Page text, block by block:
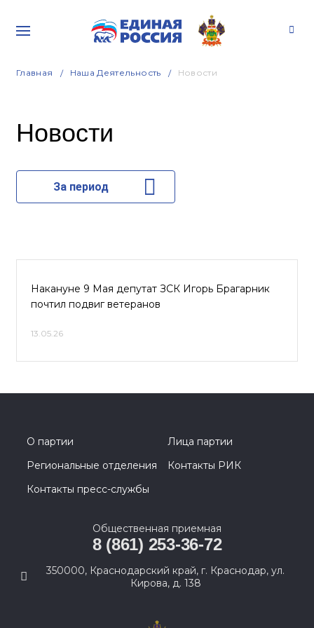
Главная Наша Деятельность Новости
Новости
За период
Накануне 9 Мая депутат ЗСК Игорь Брагарник
почтил подвиг ветеранов
13.05.26
О партии
Лица партии
Региональные отделения
Контакты РИК
Контакты пресс-службы
Общественная приемная
8 (861) 253-36-72
350000, Краснодарский край, г. Краснодар, ул.
Кирова, д. 138